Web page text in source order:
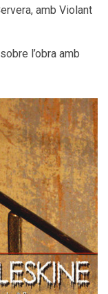
amb Violant
l’obra amb